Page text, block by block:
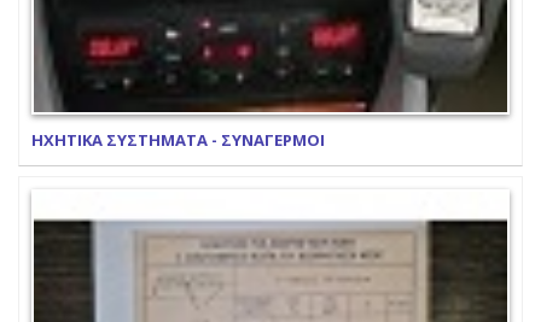
ΗΧΗΤΙΚΑ ΣΥΣΤΗΜΑΤΑ - ΣΥΝΑΓΕΡΜΟΙ